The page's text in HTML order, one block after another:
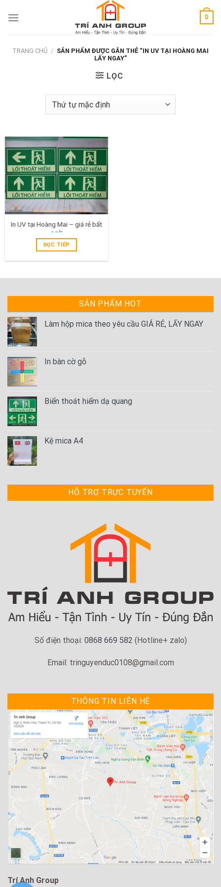
0
TRANG CHỦ / SẢN PHẨM ĐƯỢC GẮN THẺ “IN UV TẠI HOÀNG MAI
LẤY NGAY”
LỌC
In UV tại Hoàng Mai – giá rẻ bất
ngờ
ĐỌC TIẾP
SẢN PHẨM HOT
Làm hộp mica theo yêu cầu GIÁ RẺ, LẤY NGAY
In bàn cờ gỗ
Biển thoát hiểm dạ quang
Kệ mica A4
HỖ TRỢ TRỰC TUYẾN
Số điện thoại: 0868 669 582 (Hotline+ zalo)
Email: tringuyenduc0108@gmail.com
THÔNG TIN LIÊN HỆ
Trí Anh Group